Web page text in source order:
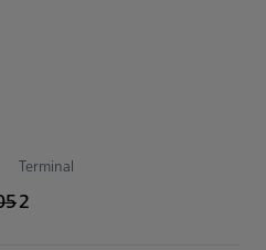
Terminal
2